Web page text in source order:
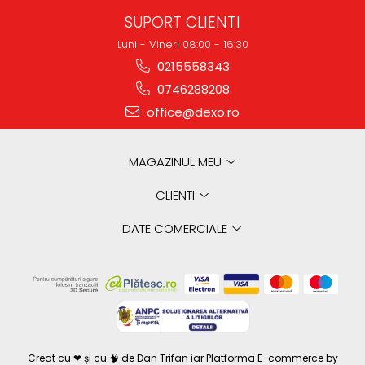
SUPORT CLIENTI
Luni - Vineri 08:00 - 16:30
0215558343
0746288208
office@dexo.ro
MAGAZINUL MEU
CLIENTI
DATE COMERCIALE
Creat cu ❤ și cu 🧠 de Dan Trifan iar Platforma E-commerce by